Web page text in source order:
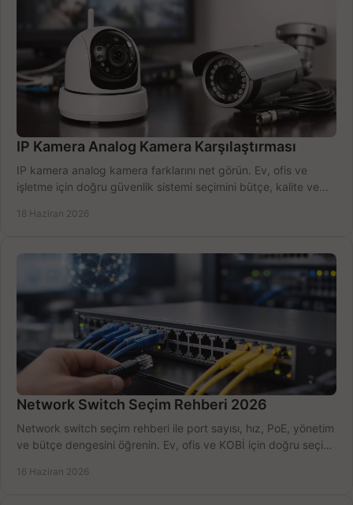
IP Kamera Analog Kamera Karşılaştırması
IP kamera analog kamera farklarını net görün. Ev, ofis ve
işletme için doğru güvenlik sistemi seçimini bütçe, kalite ve
18 Haziran 2026
Network Switch Seçim Rehberi 2026
Network switch seçim rehberi ile port sayısı, hız, PoE, yönetim
ve bütçe dengesini öğrenin. Ev, ofis ve KOBİ için doğru seçimi
16 Haziran 2026